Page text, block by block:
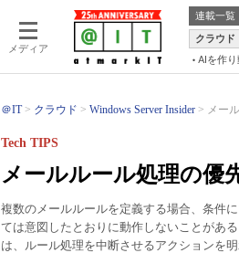
メディア
連載一覧
クラウド
AIを作
＠IT クラウド Windows Server Insider メー
メールルール処理の優
Tech TIPS
複数のメールルールを定義する場合、条件
ては意図したとおりに動作しないことがあ
は、ルール処理を中断させるアクションを